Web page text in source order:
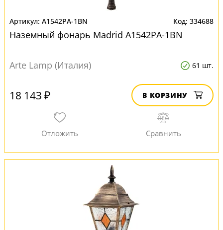
A1542PA-1BN 334688
Наземный фонарь Madrid A1542PA-1BN
Arte Lamp (Италия) 61 шт.
18 143 ₽ В КОРЗИНУ